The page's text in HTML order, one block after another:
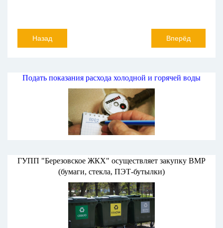
Назад Вперёд
Подать показания расхода холодной и горячей воды
ГУПП "Березовское ЖКХ" осуществляет закупку ВМР
(бумаги, стекла, ПЭТ-бутылки)